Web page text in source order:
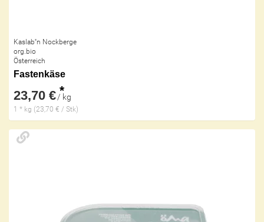
Kaslab''n Nockberge
org.bio
Österreich
Fastenkäse
23,70 € *
/ kg
1 * kg (23,70 € / Stk)